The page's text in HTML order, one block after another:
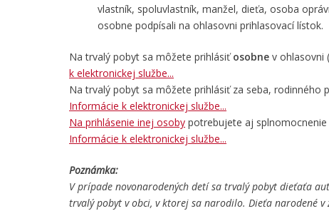
vlastník, spoluvlastník, manžel, dieťa, osoba
osobne podpísali na ohlasovni prihlasovací lístok.
Na trvalý pobyt sa môžete prihlásiťosobne v ohlasovni
k elektronickej službe...
Na trvalý pobyt sa môžete prihlásiť za seba, rodinného
Informácie k elektronickej službe...
Na prihlásenie inej osoby potrebujete aj
Informácie k elektronickej službe...
Poznámka:
V prípade novonarodených detí sa trvalý pobyt dieťaťa
trvalý pobyt v obci, v ktorej sa narodilo. Dieťa narodené